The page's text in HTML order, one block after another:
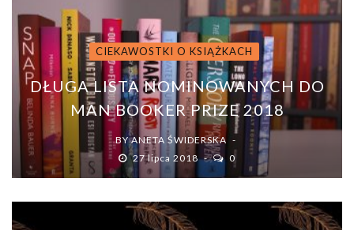
CIEKAWOSTKI O KSIĄŻKACH
DŁUGA LISTA NOMINOWANYCH DO
MAN BOOKER PRIZE 2018
BYANETA ŚWIDERSKA
27 lipca 2018
0